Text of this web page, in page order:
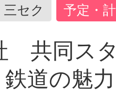
セク 予定・
共同ス
道の魅